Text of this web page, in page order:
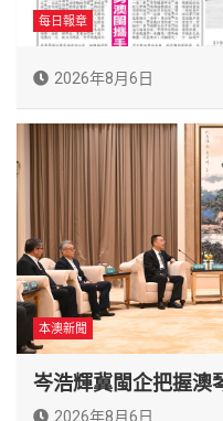
每日報章
2026年8月6日
本澳新聞
岑浩輝冀閩企把握澳
2026年8月6日